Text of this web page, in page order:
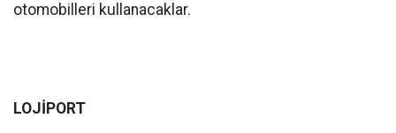
otomobilleri kullanacaklar.
LOJİPORT